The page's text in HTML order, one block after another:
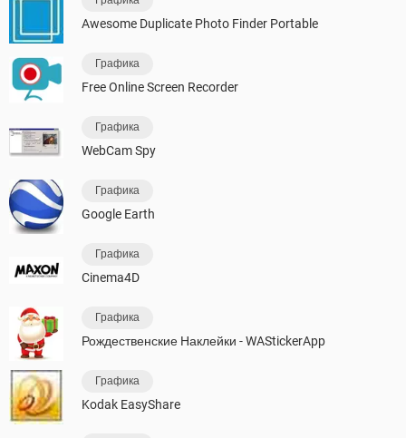
Awesome Duplicate Photo Finder Portable
Графика
Free Online Screen Recorder
Графика
WebCam Spy
Графика
Google Earth
Графика
Cinema4D
Графика
Рождественские Наклейки - WAStickerApp
Графика
Kodak EasyShare